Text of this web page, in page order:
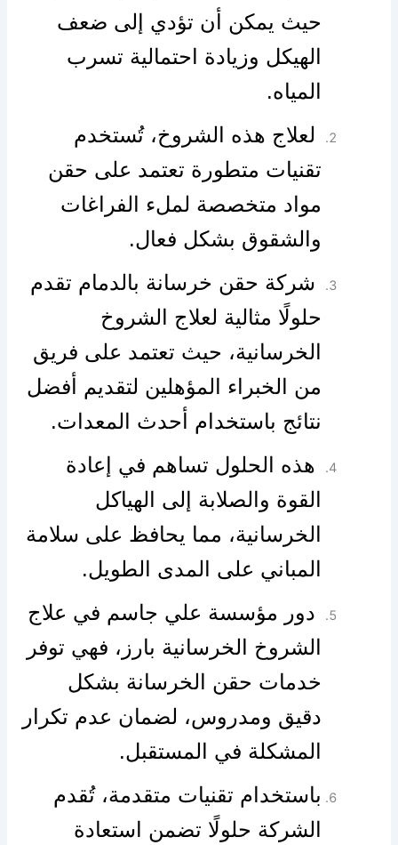
حيث يمكن أن تؤدي إلى ضعف
الهيكل وزيادة احتمالية تسرب
المياه.
️ لعلاج هذه الشروخ، تُستخدم
تقنيات متطورة تعتمد على حقن
مواد متخصصة لملء الفراغات
والشقوق بشكل فعال.
شركة حقن خرسانة بالدمام تقدم
حلولًا مثالية لعلاج الشروخ
الخرسانية، حيث تعتمد على فريق
من الخبراء المؤهلين لتقديم أفضل
نتائج باستخدام أحدث المعدات.
هذه الحلول تساهم في إعادة
القوة والصلابة إلى الهياكل
الخرسانية، مما يحافظ على سلامة
المباني على المدى الطويل.
دور مؤسسة علي جاسم في علاج
الشروخ الخرسانية بارز، فهي توفر
خدمات حقن الخرسانة بشكل
دقيق ومدروس، لضمان عدم تكرار
المشكلة في المستقبل.
باستخدام تقنيات متقدمة، تُقدم
الشركة حلولًا تضمن استعادة